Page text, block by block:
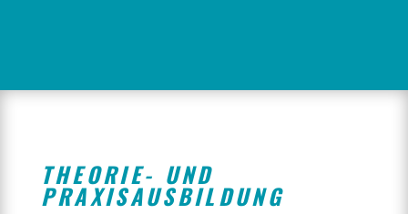
THEORIE- UND
PRAXISAUSBILDUNG